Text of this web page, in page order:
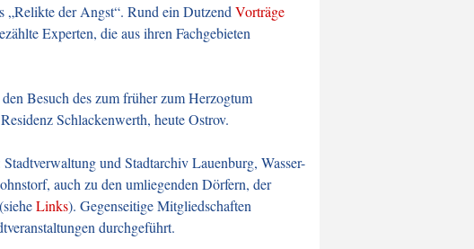
„Relikte der Angst“. Rund ein Dutzend Vorträge
Experten, die aus ihren Fachgebieten
Besuch des zum früher zum Herzogtum
Schlackenwerth, heute Ostrov.
und Stadtarchiv Lauenburg, Wasser-
auch zu den umliegenden Dörfern, der
Links). GegenseitigeMitgliedschaften
durchgeführt.